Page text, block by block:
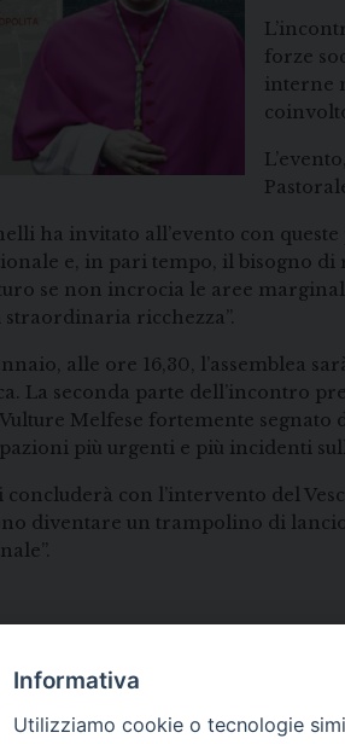
forze
interne
ha invitato all’evento con
e, in pari tempo, il bisogno di
se non incrocia le aree
ricchezza”.
alle ore 16,30, l’assemblea
La seconda parte dell’incontro
Melfese fortemente segnato
più urgenti e più incidenti
concluderà con l’intervento del
diventare un trampolino di
Informativa
Utilizziamo cookie o tecnologie